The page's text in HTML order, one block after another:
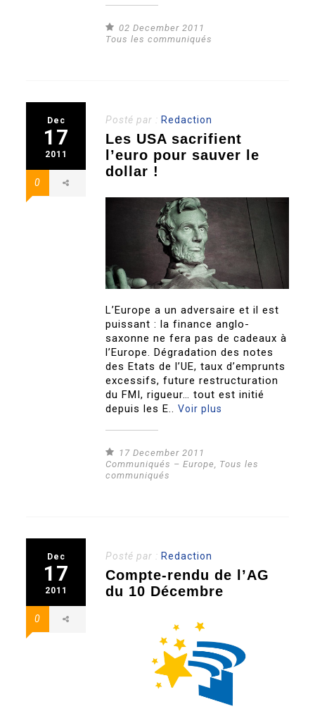
02 December 2011
Tous les communiqués
Dec
17
2011
0
Posté par : Redaction
Les USA sacrifient
l’euro pour sauver le
dollar !
L’Europe a un adversaire et il est
puissant : la finance anglo-
saxonne ne fera pas de cadeaux à
l’Europe. Dégradation des notes
des Etats de l’UE, taux d’emprunts
excessifs, future restructuration
du FMI, rigueur… tout est initié
depuis les E..Voir plus
17 December 2011
Communiqués – Europe, Tous les
communiqués
Dec
17
2011
0
Posté par : Redaction
Compte-rendu de l’AG
du 10 Décembre